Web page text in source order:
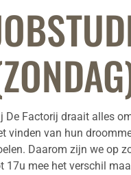
De Factorij draait alles
vinden van hun
Daarom zijn we op
17u mee het verschil